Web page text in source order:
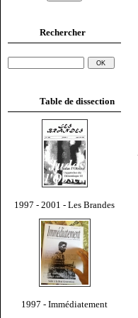
Rechercher
Table de dissection
1997 - 2001 - Les Brandes
1997 - Immédiatement